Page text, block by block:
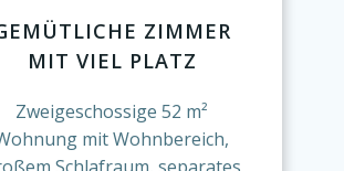
ZIMMER
MIT VIEL PLATZ
Zweigeschossige 52 m²
mit Wohnbereich,